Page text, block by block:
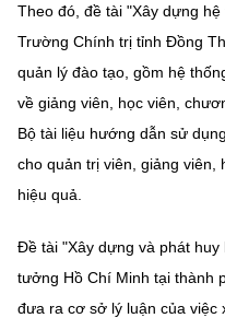
Điều khoản sử dụng Theo
Cơ quan chủ quản: Bộ Khoa
Chịu trách nhiệm nội dung:
Giám đốc Trung tâm Truyền
Liên hệ
Địa chỉ: Ban Biên tập Cổng
©2026 Bản quyền thuộc Bộ
(Ghi rõ nguồn "https://
website này)
Theo đó, đề tài "Xây dựng
Trường Chính trị tỉnh Đồng
quản lý đào tạo, gồm hệ
về giảng viên, học viên,
Bộ tài liệu hướng dẫn sử
cho quản trị viên, giảng viên,
hiệu quả.
Đề tài "Xây dựng và phát
tưởng Hồ Chí Minh tại thành
đưa ra cơ sở lý luận của việc